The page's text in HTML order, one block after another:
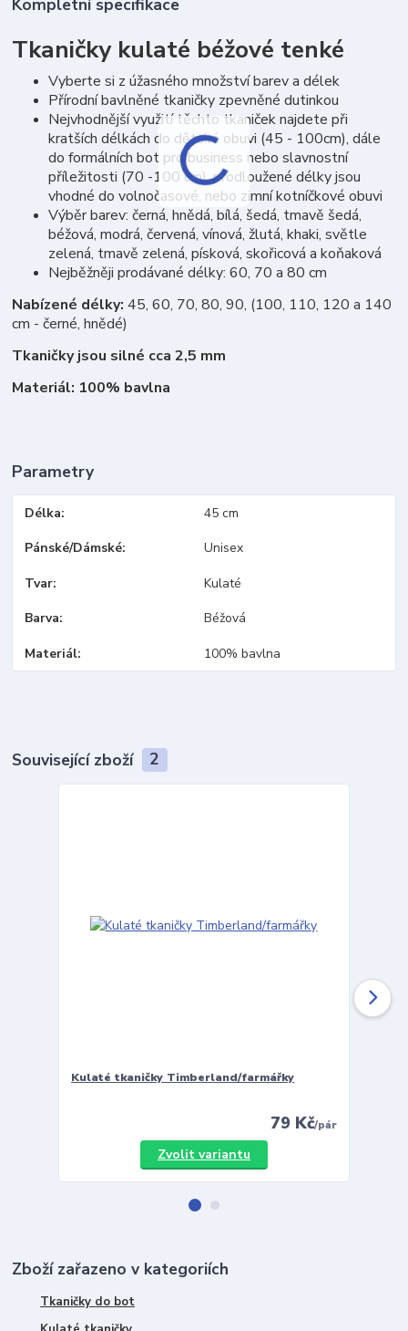
Kompletní specifikace
Tkaničky kulaté béžové tenké
Vyberte si z úžasného množství barev a délek
Přírodní bavlněné tkaničky zpevněné dutinkou
Nejvhodnější využití těchto tkaniček najdete při
kratších délkách do dětské obuvi (45 - 100cm), dále
do formálních bot pro business nebo slavnostní
příležitosti (70 -100 cm), prodloužené délky jsou
vhodné do volnočasové, nebo zimní kotníčkové obuvi
Výběr barev: černá, hnědá, bílá, šedá, tmavě šedá,
béžová, modrá, červená, vínová, žlutá, khaki, světle
zelená, tmavě zelená, písková, skořicová a koňaková
Nejběžněji prodávané délky: 60, 70 a 80 cm
Nabízené délky: 45, 60, 70, 80, 90, (100, 110, 120 a 140
cm - černé, hnědé)
Tkaničky jsou silné cca 2,5 mm
Materiál: 100% bavlna
Parametry
Délka 45 cm
Pánské/Dámské Unisex
Tvar Kulaté
Barva Béžová
Materiál 100% bavlna
Související zboží 2
Kulaté tkaničky Timberland/farmářky
79 Kč/pár
Zvolit variantu
Zboží zařazeno v kategoriích
Tkaničky do bot